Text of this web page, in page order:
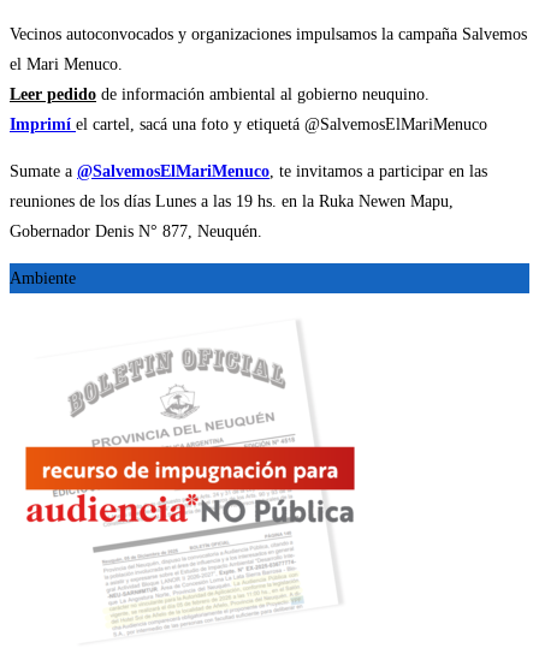
Vecinos autoconvocados y organizaciones impulsamos la campaña Salvemos
el Mari Menuco.
Leer pedido de información ambiental al gobierno neuquino.
Imprimí el cartel, sacá una foto y etiquetá @SalvemosElMariMenuco
Sumate a @SalvemosElMariMenuco , te invitamos a participar en las
reuniones de los días Lunes a las 19 hs. en la Ruka Newen Mapu,
Gobernador Denis N° 877, Neuquén.
Ambiente